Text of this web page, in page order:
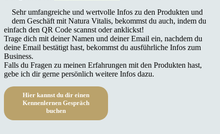
Sehr umfangreiche und wertvolle Infos zu den Produkten und
dem Geschäft mit Natura Vitalis, bekommst du auch, indem du
einfach den QR Code scannst oder anklickst!
Trage dich mit deiner Namen und deiner Email ein, nachdem du
deine Email bestätigt hast, bekommst du ausführliche Infos zum
Business.
Falls du Fragen zu meinen Erfahrungen mit den Produkten hast,
gebe ich dir gerne persönlich weitere Infos dazu.
Hier kannst du dir einen
Kennenlernen Gespräch
buchen